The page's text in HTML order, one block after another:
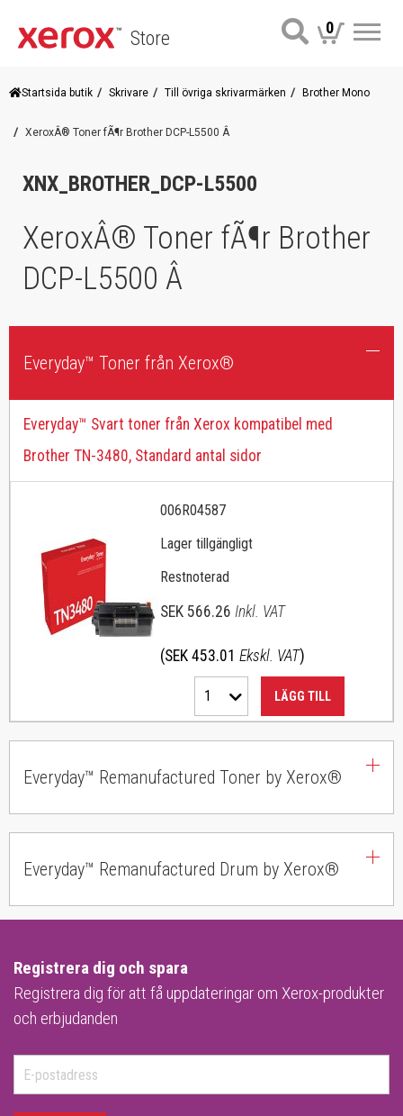
Store 0
Startsida butik Skrivare Till övriga skrivarmärken Brother Mono
XeroxÂ® Toner fÃ¶r Brother DCP-L5500 Â
XNX_BROTHER_DCP-L5500
XeroxÂ® Toner fÃ¶r Brother
DCP-L5500 Â
Everyday™ Toner från Xerox®
Everyday™ Svart toner från Xerox kompatibel med
Brother TN-3480, Standard antal sidor
006R04587
Lager tillgängligt
Restnoterad
SEK 566.26 Inkl. VAT
(SEK 453.01 Ekskl. VAT)
1 LÄGG TILL
Everyday™ Remanufactured Toner by Xerox®
Everyday™ Remanufactured Drum by Xerox®
Registrera dig och spara
Registrera dig för att få uppdateringar om Xerox-produkter
och erbjudanden